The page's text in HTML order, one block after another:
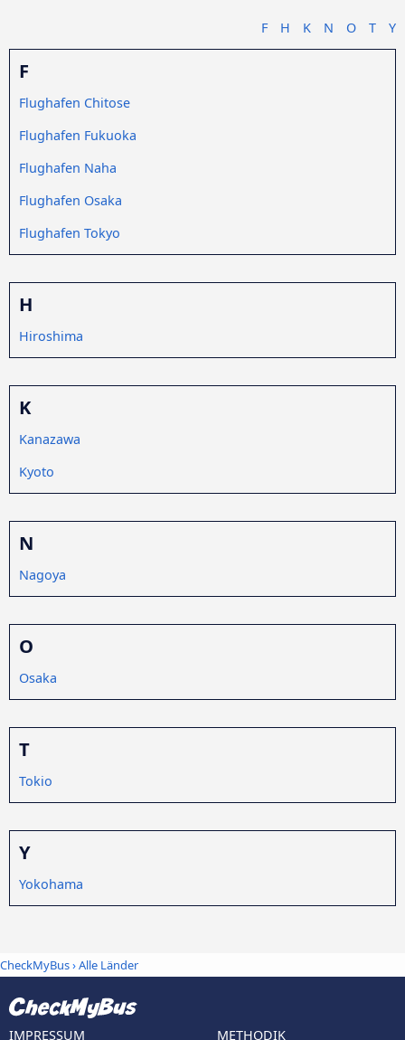
F H K N O T Y
F
Flughafen Chitose
Flughafen Fukuoka
Flughafen Naha
Flughafen Osaka
Flughafen Tokyo
H
Hiroshima
K
Kanazawa
Kyoto
N
Nagoya
O
Osaka
T
Tokio
Y
Yokohama
CheckMyBus›Alle Länder
IMPRESSUM METHODIK